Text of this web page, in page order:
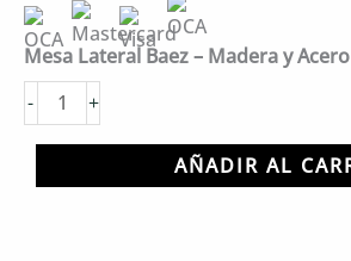
era:
$ 13.235.
$
Mesa Lateral Baez – Madera y
-Mesa
Lateral
cantidad
+
AÑADIR AL